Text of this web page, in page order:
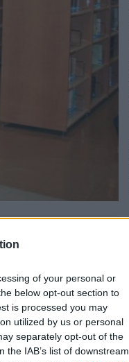
of your personal or
below opt-out section to
is processed you may
utilized by us or personal
separately opt-out of the
IAB’s list of downstream